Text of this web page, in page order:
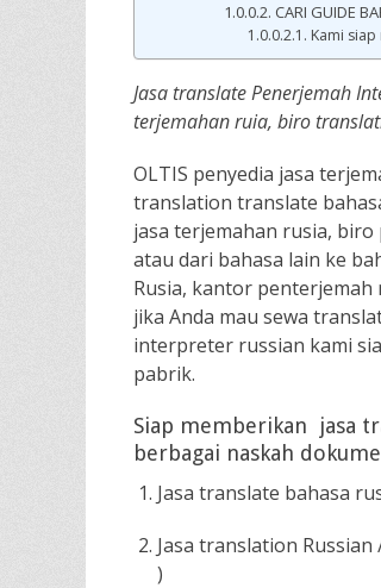
CARI GUIDE
Kami
Jasa translate Penerjemah
terjemahan ruia, biro
OLTIS penyedia jasa
translation translate
jasa terjemahan rusia,
atau dari bahasa lain ke
Rusia, kantor penterjemah
jika Anda mau sewa
interpreter russian kami
pabrik.
Siap memberikan jasa
berbagai naskah
Jasa translate bahasa
Jasa translation
)